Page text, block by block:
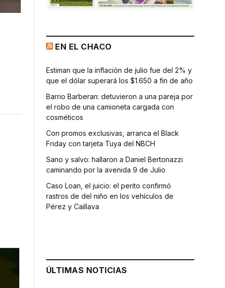
EN EL CHACO
Estiman que la inflación de julio fue del 2% y
que el dólar superará los $1.650 a fin de año
Barrio Barberan: detuvieron a una pareja por
el robo de una camioneta cargada con
cosméticos
Con promos exclusivas, arranca el Black
Friday con tarjeta Tuya del NBCH
Sano y salvo: hallaron a Daniel Bertonazzi
caminando por la avenida 9 de Julio
Caso Loan, el juicio: el perito confirmó
rastros de del niño en los vehículos de
Pérez y Caillava
ÚLTIMAS NOTICIAS